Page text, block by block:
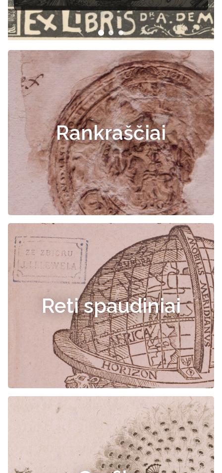
Rankraščiai
Reti spaudiniai